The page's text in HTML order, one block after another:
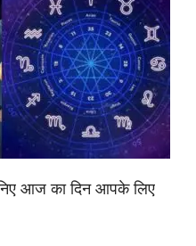
आज का दिन आपके लिए